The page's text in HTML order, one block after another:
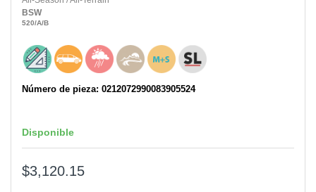
BSW
520/A/B
Número de pieza: 0212072990083905524
Disponible
$3,120.15